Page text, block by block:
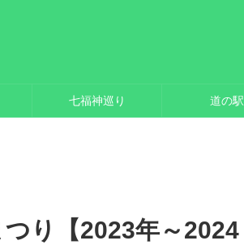
七福神巡り 道の駅
り【2023年～2024